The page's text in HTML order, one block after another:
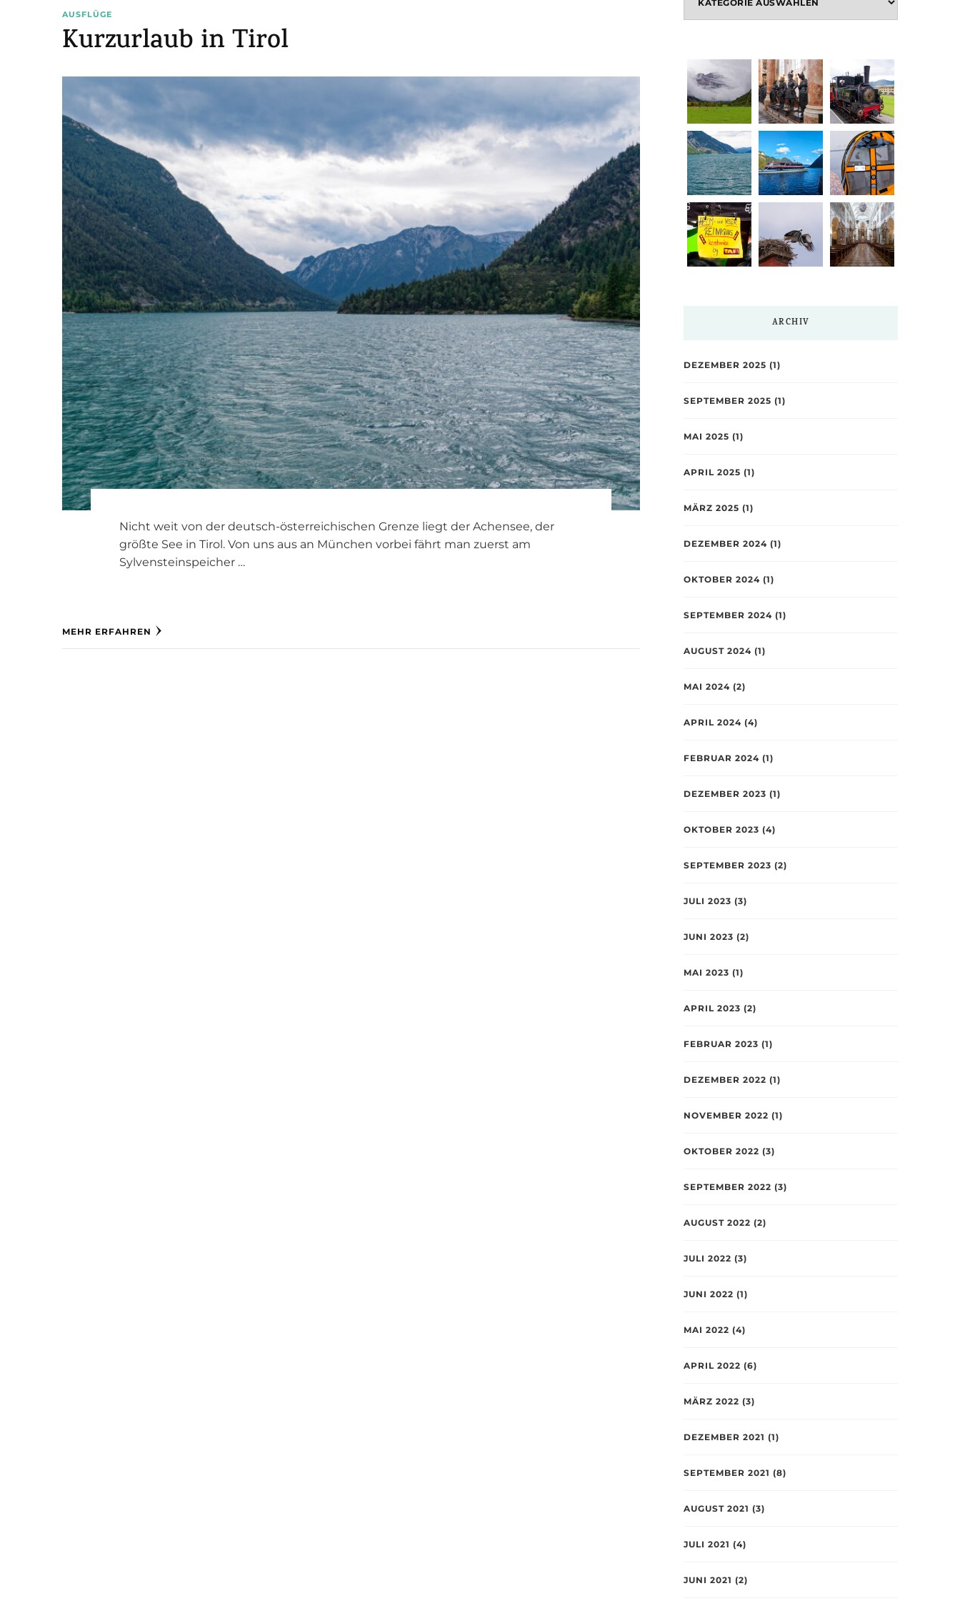
AUSFLÜGE
Kurzurlaub in Tirol
Nicht weit von der deutsch-österreichischen Grenze liegt der Achensee, der
größte See in Tirol. Von uns aus an München vorbei fährt man zuerst am
Sylvensteinspeicher …
MEHR ERFAHREN
ARCHIV
DEZEMBER 2025 (1)
SEPTEMBER 2025 (1)
MAI 2025 (1)
APRIL 2025 (1)
MÄRZ 2025 (1)
DEZEMBER 2024 (1)
OKTOBER 2024 (1)
SEPTEMBER 2024 (1)
AUGUST 2024 (1)
MAI 2024 (2)
APRIL 2024 (4)
FEBRUAR 2024 (1)
DEZEMBER 2023 (1)
OKTOBER 2023 (4)
SEPTEMBER 2023 (2)
JULI 2023 (3)
JUNI 2023 (2)
MAI 2023 (1)
APRIL 2023 (2)
FEBRUAR 2023 (1)
DEZEMBER 2022 (1)
NOVEMBER 2022 (1)
OKTOBER 2022 (3)
SEPTEMBER 2022 (3)
AUGUST 2022 (2)
JULI 2022 (3)
JUNI 2022 (1)
MAI 2022 (4)
APRIL 2022 (6)
MÄRZ 2022 (3)
DEZEMBER 2021 (1)
SEPTEMBER 2021 (8)
AUGUST 2021 (3)
JULI 2021 (4)
JUNI 2021 (2)